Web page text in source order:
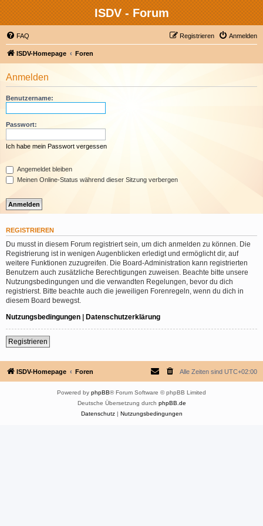
ISDV - Forum
FAQ Anmelden
Registrieren
ISDV-Homepage Foren
Anmelden
Benutzername:
Passwort:
Ich habe mein Passwort vergessen
Angemeldet bleiben
Meinen Online-Status während dieser Sitzung verbergen
REGISTRIEREN
Du musst in diesem Forum registriert sein, um dich anmelden zu können. Die
Registrierung ist in wenigen Augenblicken erledigt und ermöglicht dir, auf
weitere Funktionen zuzugreifen. Die Board-Administration kann registrierten
Benutzern auch zusätzliche Berechtigungen zuweisen. Beachte bitte unsere
Nutzungsbedingungen und die verwandten Regelungen, bevor du dich
registrierst. Bitte beachte auch die jeweiligen Forenregeln, wenn du dich in
diesem Board bewegst.
Nutzungsbedingungen | Datenschutzerklärung
Registrieren
ISDV-Homepage Foren Alle Zeiten sind UTC+02:00
Powered by phpBB® Forum Software © phpBB Limited
Deutsche Übersetzung durch phpBB.de
Datenschutz| Nutzungsbedingungen